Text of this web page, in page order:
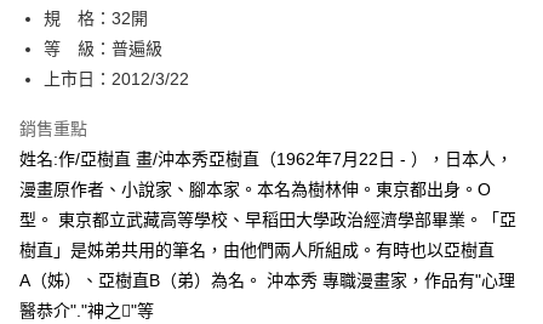
３．安心：先確認商品／服務後，再付款。
【「AFTEE先享後付」結帳流程】
１．於結帳方式選擇「AFTEE先享後付」後，將跳轉至「AFTEE先享後付」
２．訂單成立數日內，您將收到繳費通知簡訊。
ATM／網路銀行／等多元方式進行付款，方視為交易完成。
※ 請注意：結帳手續完成當下不需立刻繳費，但若您需要取消訂單，請聯絡
購買商品的店家。未經商家同意取消之訂單仍視為有效，需透過AFTEE先享
後付繳納相關費用。
※ 交易是否成功請以「AFTEE先享後付 」之結帳頁面顯示為準，若有關於
是否繳費成功／繳費後需取消欲退款等相關疑問，請聯繫「AFTEE先享後付
全家取貨付款
每筆NT$80，滿NT$500(含以上)免運費
每筆NT$80，滿NT$500(含以上)免運費
每筆NT$80，滿NT$500(含以上)免運費
付款後萊爾富取貨
每筆NT$80，滿NT$500(含以上)免運費
規 格：32開
等 級：普遍級
上市日：2012/3/22
銷售重點
姓名:作/亞樹直 畫/沖本秀亞樹直（1962年7月22日 - ），日本人，
漫畫原作者、小說家、腳本家。本名為樹林伸。東京都出身。O
型。 東京都立武藏高等學校、早稻田大學政治經濟學部畢業。「亞
樹直」是姊弟共用的筆名，由他們兩人所組成。有時也以亞樹直
A（姊）、亞樹直B（弟）為名。 沖本秀 專職漫畫家，作品有"心理
醫恭介"."神之"等